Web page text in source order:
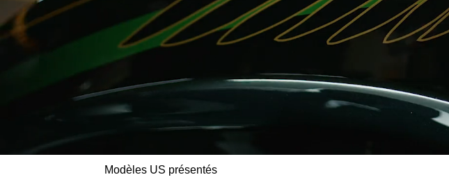
Modèles US présentés